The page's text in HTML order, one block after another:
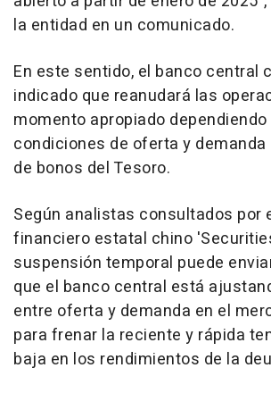
la entidad en un comunicado.
En este sentido, el banco central
indicado que reanudará las
momento apropiado
condiciones de oferta y
de bonos del Tesoro.
Según analistas consultados por
financiero estatal chino
suspensión temporal puede
que el banco central está
entre oferta y demanda en el
para frenar la reciente y rápida
baja en los rendimientos de la